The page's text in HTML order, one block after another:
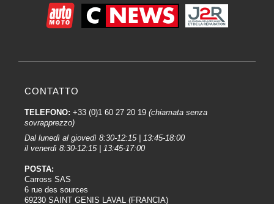
CONTATTO
TELEFONO: +33 (0)1 60 27 20 19 (chiamata senza
sovrapprezzo)
Dal lunedì al giovedì 8:30-12:15 | 13:45-18:00
il venerdì 8:30-12:15 | 13:45-17:00
POSTA:
Carross SAS
6 rue des sources
69230 SAINT GENIS LAVAL (FRANCIA)